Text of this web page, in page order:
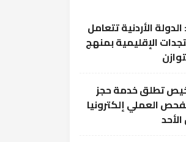
الأردنية تتعامل
الإقليمية بمنهج
تطلق خدمة حجز
العملي إلكترونيا